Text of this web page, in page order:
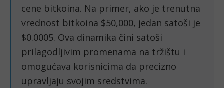
cene bitkoina. Na primer, ako je trenutna
vrednost bitkoina $50,000, jedan satoši je
$0.0005. Ova dinamika čini satoši
prilagodljivim promenama na tržištu i
omogućava korisnicima da precizno
upravljaju svojim sredstvima.